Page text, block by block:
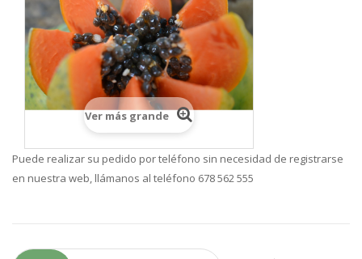
Ver más grande
Puede realizar su pedido por teléfono sin necesidad de registrarse
en nuestra web, llámanos al teléfono 678 562 555